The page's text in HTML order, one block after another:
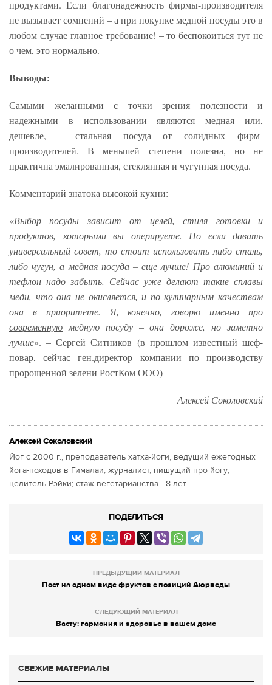
продуктами. Если благонадежность фирмы-производителя
не вызывает сомнений – а при покупке медной посуды это в
любом случае главное требование! – то беспокоиться тут не
о чем, это нормально.
Выводы:
Самыми желанными с точки зрения полезности и
надежными в использовании являютсямедная или,
дешевле, – стальная посуда от солидных фирм-
производителей. В меньшей степени полезна, но не
практична эмалированная, стеклянная и чугунная посуда.
Комментарий знатока высокой кухни:
«Выбор посуды зависит от целей, стиля готовки и
продуктов, которыми вы оперируете. Но если давать
универсальный совет, то стоит использовать либо сталь,
либо чугун, а медная посуда – еще лучше! Про алюминий и
тефлон надо забыть. Сейчас уже делают такие сплавы
меди, что она не окисляется, и по кулинарным качествам
она в приоритете. Я, конечно, говорю именно про
современную медную посуду – она дороже, но заметно
лучше». – Сергей Ситников (в прошлом известный шеф-
повар, сейчас ген.директор компании по производству
пророщенной зелени РостКом ООО)
Алексей Соколовский
Алексей Соколовский
Йог с 2000 г., преподаватель хатха-йоги, ведущий ежегодных
йога-походов в Гималаи; журналист, пишущий про йогу;
целитель Рэйки; стаж вегетарианства - 8 лет.
ПОДЕЛИТЬСЯ
ПРЕДЫДУЩИЙ МАТЕРИАЛ
Пост на одном виде фруктов с позиций Аюрведы
СЛЕДУЮЩИЙ МАТЕРИАЛ
Васту: гармония и здоровье в вашем доме
СВЕЖИЕ МАТЕРИАЛЫ